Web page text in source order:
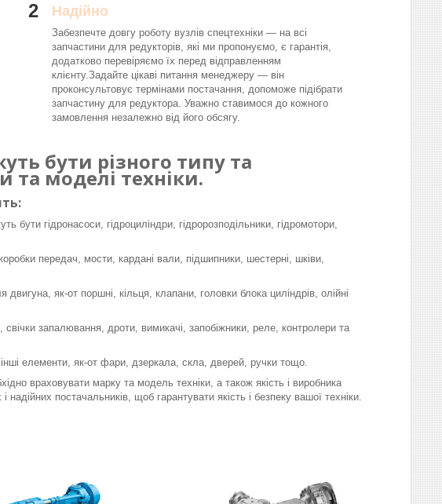
2 Надійно
Забезпечте довгу роботу вузлів спецтехніки — на всі
запчастини для редукторів, які ми пропонуємо, є гарантія,
додатково перевіряємо їх перед відправленням
клієнту.Задайте цікаві питання менеджеру — він
проконсультовує термінами постачання, допоможе підібрати
запчастину для редуктора. Уважно ставимося до кожного
замовлення незалежно від його обсягу.
бути різного типу та
та моделі техніки.
бути гідронасоси, гідроциліндри, гідророзподільники, гідромотори,
передач, мости, кардані вали, підшипники, шестерні, шківи,
як-от поршні, кільця, клапани, головки блока циліндрів, олійні
запалювання, дроти, вимикачі, запобіжники, реле, контролери та
елементи, як-от фари, дзеркала, скла, дверей, ручки тощо.
враховувати марку та модель техніки, а також якість і виробника
постачальників, щоб гарантувати якість і безпеку вашої техніки.